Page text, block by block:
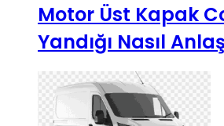
Motor Üst Kapak
Yandığı Nasıl